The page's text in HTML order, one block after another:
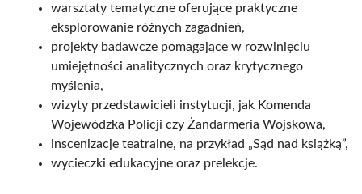
warsztaty tematyczne oferujące praktyczne
eksplorowanie różnych zagadnień,
projekty badawcze pomagające w rozwinięciu
umiejętności analitycznych oraz krytycznego
myślenia,
wizyty przedstawicieli instytucji, jak Komenda
Wojewódzka Policji czy Żandarmeria Wojskowa,
inscenizacje teatralne, na przykład „Sąd nad książką”,
wycieczki edukacyjne oraz prelekcje.